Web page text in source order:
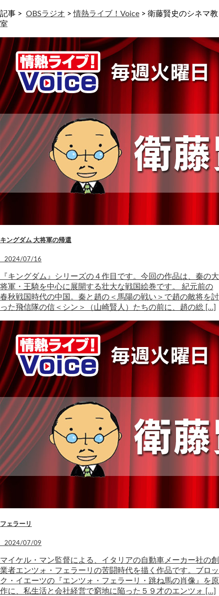
記事 > OBSラジオ >情熱ライブ！Voice > 衛藤賢史のシネマ教
室
キングダム 大将軍の帰還
2024/07/16
『キングダム』シリーズの４作目です。今回の作品は、秦の大
将軍・王騎を中心に展開する壮大な戦国絵巻です。 紀元前の
春秋戦国時代の中国。秦と趙の＜馬陽の戦い＞で趙の敵将を討
った飛信隊の信＜シン＞（山崎賢人）たちの前に、趙の総 […]
フェラーリ
2024/07/09
マイケル・マン監督による、イタリアの自動車メーカー社の創
業者エンツォ・フェラーリの苦闘時代を描く作品です。ブロッ
ク・イエーツの『エンツォ・フェラーリ・跳ね馬の肖像』を原
作に、私生活と会社経営で窮地に陥った５９才のエンツォ […]